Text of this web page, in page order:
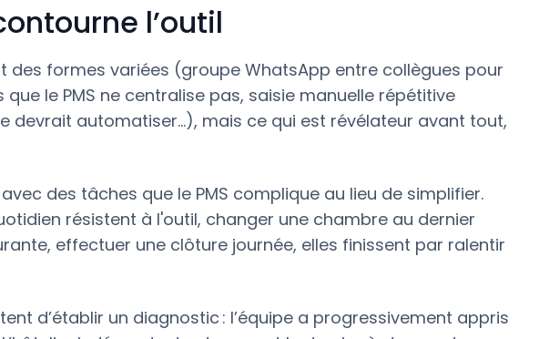
l’outil
des formes variées (groupe WhatsApp entre collègues pour
le PMS ne centralise pas, saisie manuelle répétitive
devrait automatiser…), mais ce qui est révélateur avant tout,
des tâches que le PMS complique au lieu de simplifier.
résistent à l'outil, changer une chambre au dernier
effectuer une clôture journée, elles finissent par ralentir
d’établir un diagnostic : l’équipe a progressivement appris